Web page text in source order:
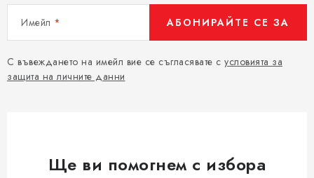
Имейл
С въвеждането на имейл вие се съгласявате с условията за
защита на личните данни
АБОНИРАЙТЕ СЕ ЗА
Ще ви помогнем с избора